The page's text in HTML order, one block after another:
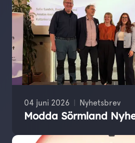
04 juni 2026 Nyhetsbrev
Modda Sörmland